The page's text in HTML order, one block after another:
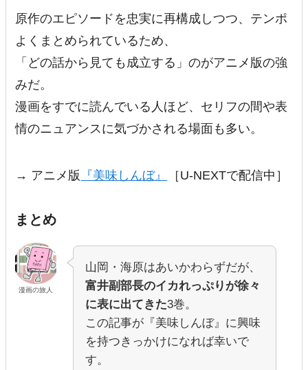
原作のエピソードを忠実に再構成しつつ、テンポ
よくまとめられているため、
「どの話から見ても成立する」のがアニメ版の強
みだ。
漫画をすでに読んでいる人ほど、セリフの間や表
情のニュアンスに気づかされる場面も多い。
→ アニメ版 『美味しんぼ』 ［U-NEXTで配信中］
まとめ
漫画の旅人
山岡・海原はあいかわらずだが、
富井副部長のイカれっぷりが徐々
に表に出てきた3巻。
この記事が『美味しんぼ』に興味
を持つきっかけになれば幸いで
す。